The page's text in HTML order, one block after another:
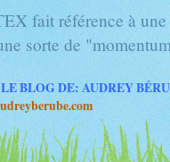
fait référence à
sorte de
LE BLOG DE: AUDREY